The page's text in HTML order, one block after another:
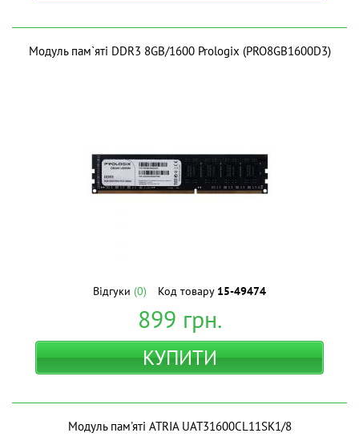
Модуль пам`ятi DDR3 8GB/1600 Prologix (PRO8GB1600D3)
Відгуки (0) Код товару 15-49474
899 грн.
КУПИТИ
Модуль пам'яті ATRIA UAT31600CL11SK1/8